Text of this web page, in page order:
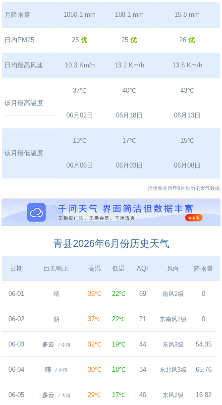
月降雨量 1050.1 mm 188.1 mm 15.8 mm
日均PM25 25优 25优 26优
日均最高风速 10.3 Km/h 13.2 Km/h 13.6 Km/h
该月最高温度
37℃
06月02日
40℃
06月18日
43℃
06月13日
该月最低温度
13℃
06月06日
17℃
06月03日
15℃
06月08日
沧州青县历年6月份历史天气数据
青县2026年6月份历史天气
日期 白天/晚上 高温 低温 AQI 风向 降雨量
06-01 晴 35℃ 22℃ 69 南风2级 0
06-02 阴 37℃ 22℃ 71 东南风2级 0
06-03 多云 / 中雨 32℃ 19℃ 44 东风3级 54.35
06-04 晴 / 小雨 30℃ 18℃ 34 东北风3级 65.76
06-05 多云 / 大雨 29℃ 17℃ 40 东风2级 16.82